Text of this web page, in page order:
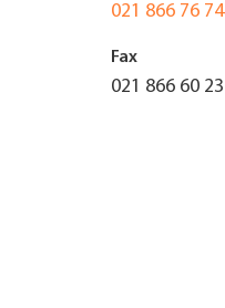
021 866 76 74
Fax
021 866 60 23